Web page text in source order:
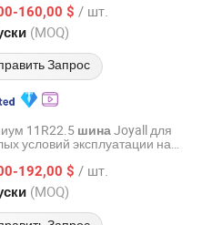
тяжелых грузовиков Чаоянг
Треугольник
160,00 $ / шт.
(MOQ)
Запрос
с 2024
11R22.5 шинаJoyall для
условий эксплуатации на
192,00 $ / шт.
(MOQ)
с 2021